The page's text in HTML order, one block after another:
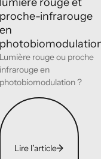
infrarouge
rouge ou proche
en
?
l’article
Lire l’article